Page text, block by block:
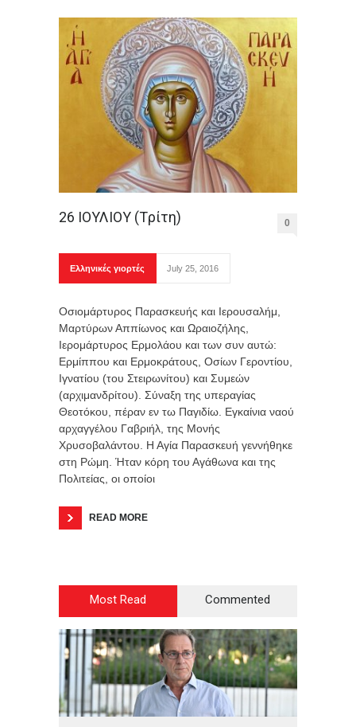
26 ΙΟΥΛΙΟΥ (Tρίτη) 0
Ελληνικές γιορτές July 25, 2016
Οσιομάρτυρος Παρασκευής και Ιερουσαλήμ,
Μαρτύρων Αππίωνος και Ωραιοζήλης,
Ιερομάρτυρος Ερμολάου και των συν αυτώ:
Ερμίππου και Ερμοκράτους, Οσίων Γεροντίου,
Ιγνατίου (του Στειρωνίτου) και Συμεών
(αρχιμανδρίτου). Σύναξη της υπεραγίας
Θεοτόκου, πέραν εν τω Παγιδίω. Εγκαίνια ναού
αρχαγγέλου Γαβριήλ, της Μονής
Χρυσοβαλάντου. Η Αγία Παρασκευή γεννήθηκε
στη Ρώμη. Ήταν κόρη του Αγάθωνα και της
Πολιτείας, οι οποίοι
READ MORE
Most Read Commented